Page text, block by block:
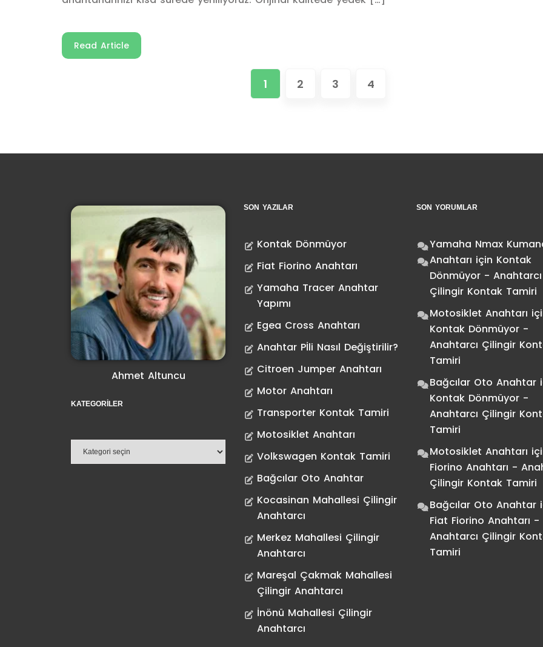
Read Article
1 2 3 4
Ahmet Altuncu
KATEGORILER
SON YAZILAR
Kontak Dönmüyor
Fiat Fiorino Anahtarı
Yamaha Tracer Anahtar
Yapımı
Egea Cross Anahtarı
Anahtar Pİli Nasıl Değiştirilir?
Citroen Jumper Anahtarı
Motor Anahtarı
Transporter Kontak Tamiri
Motosiklet Anahtarı
Volkswagen Kontak Tamiri
Bağcılar Oto Anahtar
Kocasinan Mahallesi Çilingir
Anahtarcı
Merkez Mahallesi Çilingir
Anahtarcı
Mareşal Çakmak Mahallesi
Çilingir Anahtarcı
İnönü Mahallesi Çilingir
Anahtarcı
SON YORUMLAR
Yamaha Nmax
Anahtarı için Kontak
Dönmüyor - Anahtarcı
Çilingir Kontak Tamiri
Motosiklet Anahtarı
Kontak Dönmüyor -
Anahtarcı Çilingir
Tamiri
Bağcılar Oto Anahtar
Kontak Dönmüyor -
Anahtarcı Çilingir
Tamiri
Motosiklet Anahtarı
Fiorino Anahtarı -
Çilingir Kontak Tamiri
Bağcılar Oto Anahtar
Fiat Fiorino Anahtarı -
Anahtarcı Çilingir
Tamiri